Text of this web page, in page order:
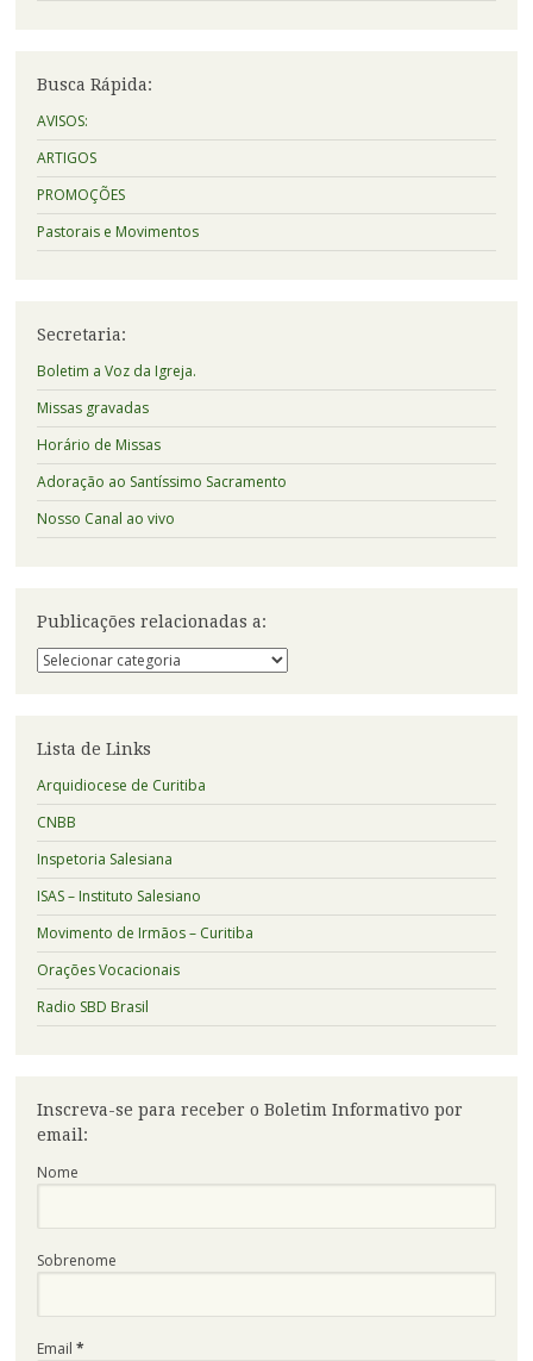
Busca Rápida:
AVISOS:
ARTIGOS
PROMOÇÕES
Pastorais e Movimentos
Secretaria:
Boletim a Voz da Igreja.
Missas gravadas
Horário de Missas
Adoração ao Santíssimo Sacramento
Nosso Canal ao vivo
Publicações relacionadas a:
Publicações
relacionadas
Lista de Links
Arquidiocese de Curitiba
CNBB
Inspetoria Salesiana
ISAS – Instituto Salesiano
Movimento de Irmãos – Curitiba
Orações Vocacionais
Radio SBD Brasil
Inscreva-se para receber o Boletim Informativo por
email:
Nome
Sobrenome
Email *